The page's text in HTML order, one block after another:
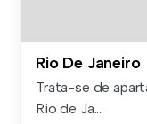
Rio De Janeiro
Trata-se de
Rio de Ja...